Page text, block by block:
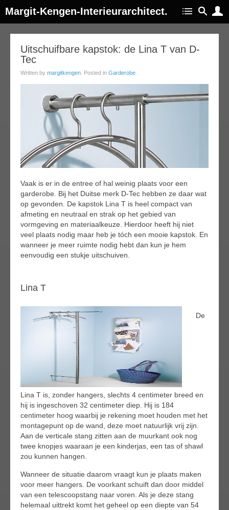
Margit-Kengen-Interieurarchitect.
Uitschuifbare kapstok: de Lina T van D-
Tec
Written by margitkengen . Posted in Garderobe
Vaak is er in de entree of hal weinig plaats voor een
garderobe. Bij het Duitse merk D-Tec hebben ze daar wat
op gevonden. De kapstok Lina T is heel compact van
afmeting en neutraal en strak op het gebied van
vormgeving en materiaalkeuze. Hierdoor heeft hij niet
veel plaats nodig maar heb je tóch een mooie kapstok. En
wanneer je meer ruimte nodig hebt dan kun je hem
eenvoudig een stukje uitschuiven.
Lina T
De
Lina T is, zonder hangers, slechts 4 centimeter breed en
hij is ingeschoven 32 centimeter diep. Hij is 184
centimeter hoog waarbij je rekening moet houden met het
montagepunt op de wand, deze moet natuurlijk vrij zijn.
Aan de verticale stang zitten aan de muurkant ook nog
twee knopjes waaraan je een kinderjas, een tas of shawl
zou kunnen hangen.
Wanneer de situatie daarom vraagt kun je plaats maken
voor meer hangers. De voorkant schuift dan door middel
van een telescoopstang naar voren. Als je deze stang
helemaal uittrekt komt het geheel op een diepte van 54